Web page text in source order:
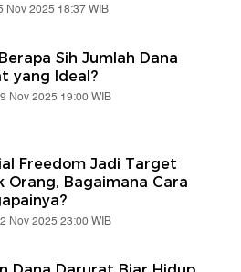
Nov 2025 18:37 WIB
Sih Jumlah Dana
yang Ideal?
Nov 2025 19:00 WIB
Freedom Jadi Target
Orang, Bagaimana Cara
Nov 2025 23:00 WIB